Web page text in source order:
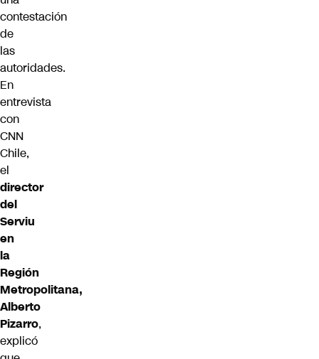
contestación
de
las
autoridades.
En
entrevista
con
CNN
Chile,
el
director
del
Serviu
en
la
Región
Metropolitana,
Alberto
Pizarro,
explicó